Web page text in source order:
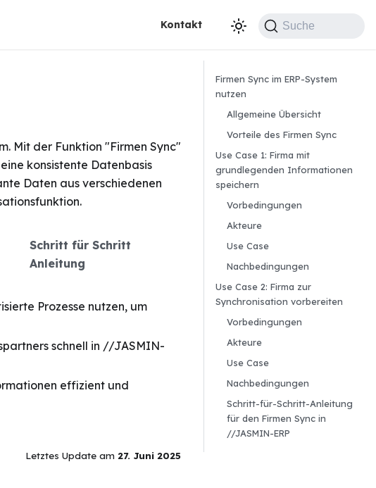
Kontakt Suche
Mit der Funktion "Firmen Sync"
konsistente Datenbasis
Daten aus verschiedenen
Schritt für Schritt
Anleitung
Prozesse nutzen, um
schnell in //JASMIN-
effizient und
Letztes Update am 27. Juni 2025
Firmen Sync im ERP-System
nutzen
Allgemeine Übersicht
Vorteile des Firmen Sync
Use Case 1: Firma mit
grundlegenden Informationen
speichern
Vorbedingungen
Akteure
Use Case
Nachbedingungen
Use Case 2: Firma zur
Synchronisation vorbereiten
Vorbedingungen
Akteure
Use Case
Nachbedingungen
Schritt-für-Schritt-Anleitung
für den Firmen Sync in
//JASMIN-ERP